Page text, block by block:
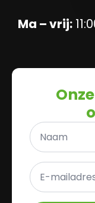
Ma – vrij:
Naam
E-
mailadres
*